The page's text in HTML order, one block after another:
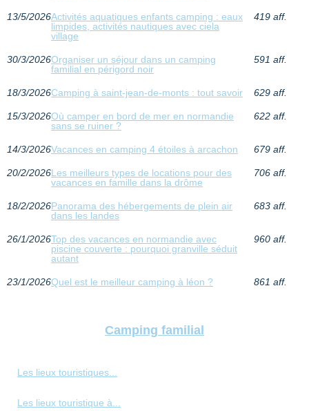
13/5/2026Activités aquatiques enfants camping : eaux
limpides, activités nautiques avec ciela
village
419 aff.
30/3/2026Organiser un séjour dans un camping
familial en périgord noir
591 aff.
18/3/2026Camping à saint-jean-de-monts : tout savoir 629 aff.
15/3/2026Où camper en bord de mer en normandie
sans se ruiner ?
622 aff.
14/3/2026Vacances en camping 4 étoiles à arcachon 679 aff.
20/2/2026Les meilleurs types de locations pour des
vacances en famille dans la drôme
706 aff.
18/2/2026Panorama des hébergements de plein air
dans les landes
683 aff.
26/1/2026Top des vacances en normandie avec
piscine couverte : pourquoi granville séduit
autant
960 aff.
23/1/2026Quel est le meilleur camping à léon ? 861 aff.
Camping familial
Les lieux touristiques...
Les lieux touristique à...